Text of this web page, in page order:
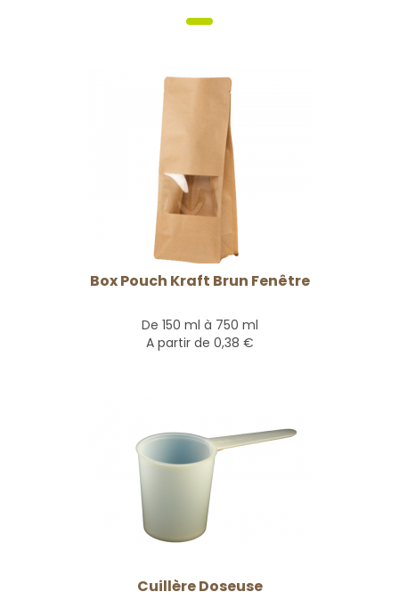
Box Pouch Kraft Brun Fenêtre
De 150 ml à 750 ml
A partir de 0,38 €
Cuillère Doseuse